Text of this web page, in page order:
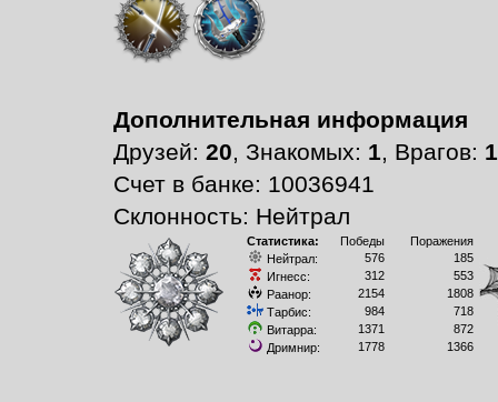
Дополнительная информация
Друзей: 20, Знакомых: 1, Врагов: 1
Счет в банке: 10036941
Склонность: Нейтрал
Статистика: Победы
Поражения
Нейтрал:
576
185
Игнесс:
312
553
Раанор:
2154
1808
Тарбис:
984
718
Витарра:
1371
872
Дримнир:
1778 1366